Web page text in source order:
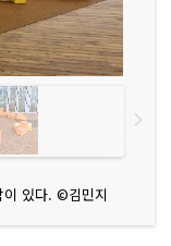
이 있다. ©김민지